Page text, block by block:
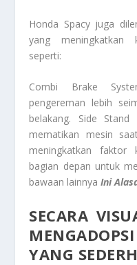
Honda Spacy juga
yang meningkatkan
seperti:
Combi Brake
pengereman lebih
belakang. Side
mematikan mesin
meningkatkan faktor
bagian depan untuk
bawaan lainnya Ini
SECARA
YANG